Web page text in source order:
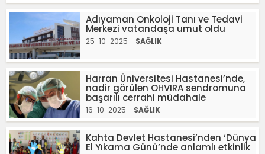
Adıyaman Onkoloji Tanı ve Tedavi
Merkezi vatandaşa umut oldu
25-10-2025 - SAĞLIK
Harran Üniversitesi Hastanesi’nde,
nadir görülen OHVIRA sendromuna
başarılı cerrahi müdahale
16-10-2025 - SAĞLIK
Kahta Devlet Hastanesi’nden ‘Dünya
El Yıkama Günü’nde anlamlı etkinlik